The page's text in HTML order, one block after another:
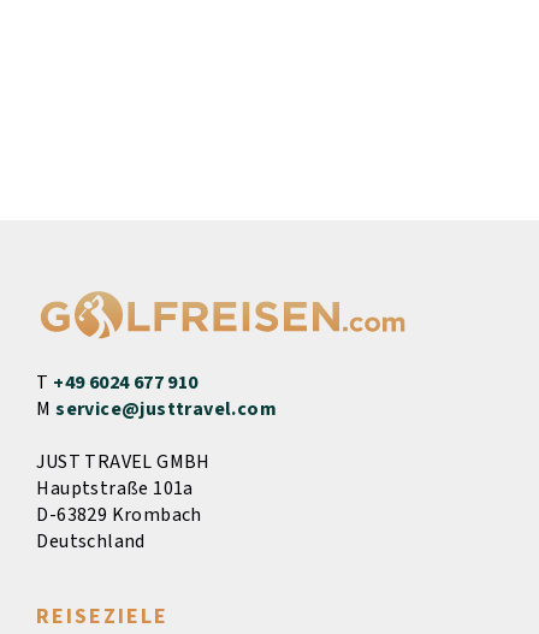
T +49 6024 677 910
Mservice@justtravel.com
JUST TRAVEL GMBH
Hauptstraße 101a
D-63829 Krombach
Deutschland
REISEZIELE